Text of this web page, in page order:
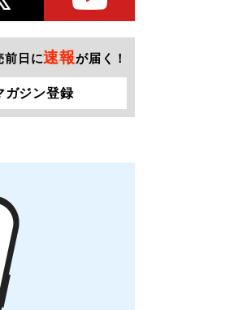
前日に速報が届く！
ガジン登録